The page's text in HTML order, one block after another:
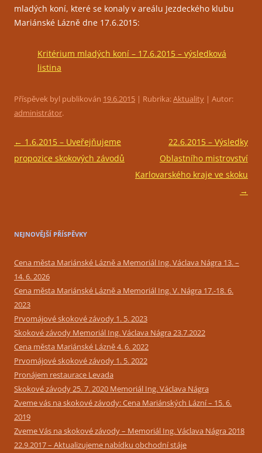
mladých koní, které se konaly v areálu Jezdeckého klubu
Mariánské Lázně dne 17.6.2015:
Kritérium mladých koní – 17.6.2015 – výsledková
listina
Příspěvek byl publikován 19.6.2015 | Rubrika:Aktuality | Autor:
administrátor.
Navigace
pro
← 1.6.2015 – Uveřejňujeme
propozice skokových závodů
22.6.2015 – Výsledky
Oblastního mistrovství
Karlovarského kraje ve skoku
→
NEJNOVĚJŠÍ PŘÍSPĚVKY
Cena města Mariánské Lázně a Memoriál Ing. Václava Nágra 13. –
14. 6. 2026
Cena města Mariánské Lázně a Memoriál Ing. V. Nágra 17.-18. 6.
2023
Prvomájové skokové závody 1. 5. 2023
Skokové závody Memoriál Ing. Václava Nágra 23.7.2022
Cena města Mariánské Lázně 4. 6. 2022
Prvomájové skokové závody 1. 5. 2022
Pronájem restaurace Levada
Skokové závody 25. 7. 2020 Memoriál Ing. Václava Nágra
Zveme vás na skokové závody: Cena Mariánských Lázní – 15. 6.
2019
Zveme Vás na skokové závody – Memoriál Ing. Václava Nágra 2018
22.9.2017 – Aktualizujeme nabídku obchodní stáje